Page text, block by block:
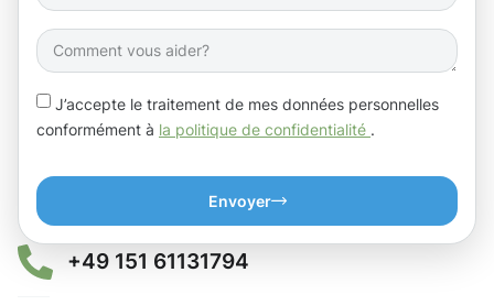
J’accepte le traitement de mes données personnelles
conformément à la politique de confidentialité .
Envoyer
+49 151 61131794